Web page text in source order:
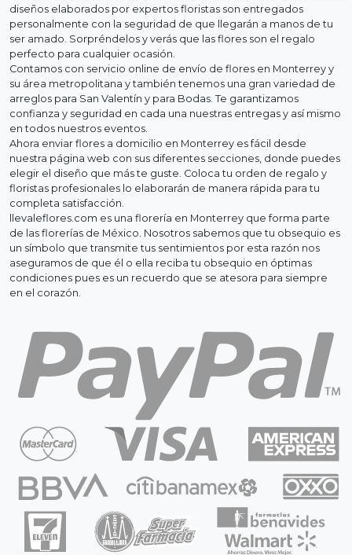
diseños elaborados por expertos floristas son entregados
personalmente con la seguridad de que llegarán a manos de tu
ser amado. Sorpréndelos y verás que las flores son el regalo
perfecto para cualquier ocasión.
Contamos con servicio online de envío de flores en Monterrey y
su área metropolitana y también tenemos una gran variedad de
arreglos para San Valentín y para Bodas. Te garantizamos
confianza y seguridad en cada una nuestras entregas y así mismo
en todos nuestros eventos.
Ahora enviar flores a domicilio en Monterrey es fácil desde
nuestra página web con sus diferentes secciones, donde puedes
elegir el diseño que más te guste. Coloca tu orden de regalo y
floristas profesionales lo elaborarán de manera rápida para tu
completa satisfacción.
llevaleflores.com es una florería en Monterrey que forma parte
de las florerías de México. Nosotros sabemos que tu obsequio es
un símbolo que transmite tus sentimientos por esta razón nos
aseguramos de que él o ella reciba tu obsequio en óptimas
condiciones pues es un recuerdo que se atesora para siempre
en el corazón.